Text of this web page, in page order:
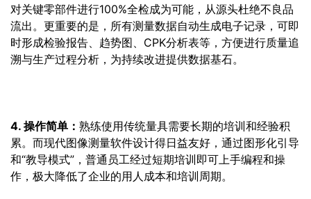
对关键零部件进行100%全检成为可能，从源头杜绝不良品
流出。更重要的是，所有测量数据自动生成电子记录，可即
时形成检验报告、趋势图、CPK分析表等，方便进行质量追
溯与生产过程分析，为持续改进提供数据基石。
4. 操作简单： 熟练使用传统量具需要长期的培训和经验积
累。而现代图像测量软件设计得日益友好，通过图形化引导
和“教导模式”，普通员工经过短期培训即可上手编程和操
作，极大降低了企业的用人成本和培训周期。